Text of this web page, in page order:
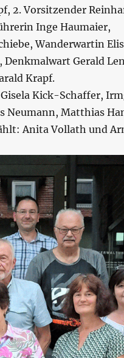
2. Vorsitzender
Inge Haumaier,
Wanderwartin
Denkmalwart Gerald
Krapf.
Kick-Schaffer,
Neumann, Matthias
Anita Vollath und